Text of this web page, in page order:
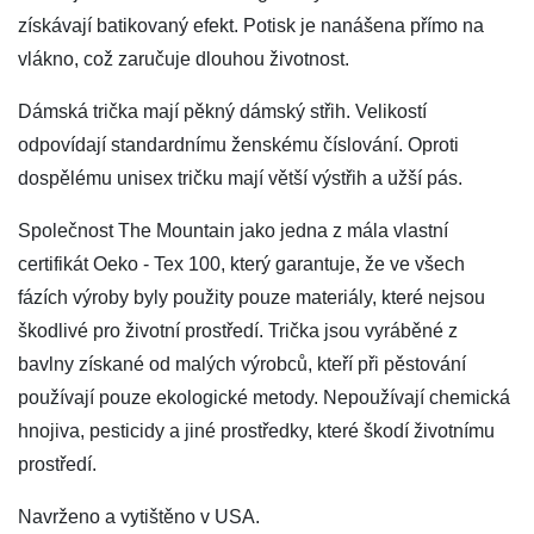
získávají batikovaný efekt. Potisk je nanášena přímo na
vlákno, což zaručuje dlouhou životnost.
Dámská trička mají pěkný dámský střih. Velikostí
odpovídají standardnímu ženskému číslování. Oproti
dospělému unisex tričku mají větší výstřih a užší pás.
Společnost The Mountain jako jedna z mála vlastní
certifikát Oeko - Tex 100, který garantuje, že ve všech
fázích výroby byly použity pouze materiály, které nejsou
škodlivé pro životní prostředí. Trička jsou vyráběné z
bavlny získané od malých výrobců, kteří při pěstování
používají pouze ekologické metody. Nepoužívají chemická
hnojiva, pesticidy a jiné prostředky, které škodí životnímu
prostředí.
Navrženo a vytištěno v USA.